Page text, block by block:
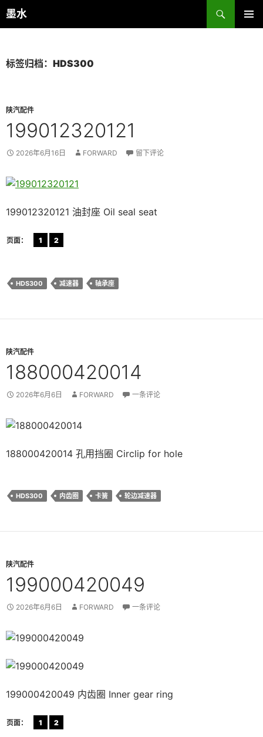
跳
至
墨水
搜
索
标签归档：HDS300
陕汽配件
199012320121
2026年6月16日 FORWARD 留下评论
199012320121 油封座 Oil seal seat
页面： 1 2
HDS300 减速器 轴承座
陕汽配件
188000420014
2026年6月6日 FORWARD 一条评论
188000420014 孔用挡圈 Circlip for hole
HDS300 内齿圈 卡簧 轮边减速器
陕汽配件
199000420049
2026年6月6日 FORWARD 一条评论
199000420049 内齿圈 Inner gear ring
页面： 1 2